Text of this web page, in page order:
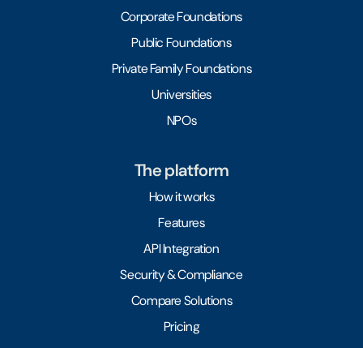
Corporate Foundations
Public Foundations
Private Family Foundations
Universities
NPOs
The platform
How it works
Features
API Integration
Security & Compliance
Compare Solutions
Pricing